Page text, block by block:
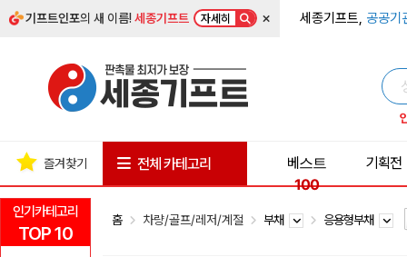
기프트인포의 새 이름!세종기프트 자세히 × 세종기프트, 공공기
인기카테고리
TOP 10
즐겨찾기 전체 카테고리
베스트
100
기획전
홈 차량/골프/레저/계절 부채 응용형부채